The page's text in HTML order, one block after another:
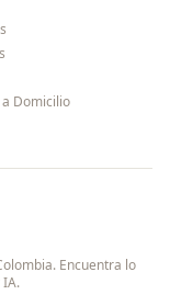
Domicilio
Encuentra lo